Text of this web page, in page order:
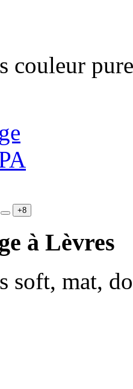
couleur
+8
à Lèvres
soft, mat,